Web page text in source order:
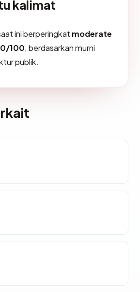
kalimat
ini berperingkat moderate
100, berdasarkan murni
publik.